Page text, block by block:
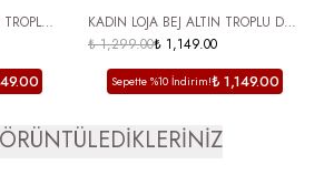
ÜCRETSİZ KARGO
KADIN LOJA BEJ ALTIN TROPLU DÜZ
TABAN TERLİK SİVRİ BURUN
₺ 1,299.00₺ 1,149.00
Sepette %10 İndirim!₺ 1,149.00